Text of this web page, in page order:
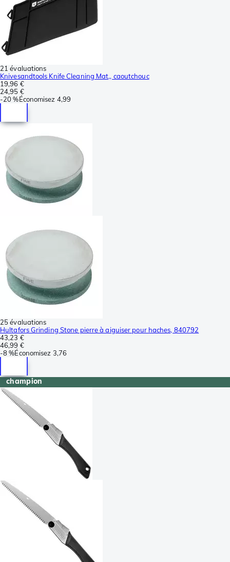
21 évaluations
Knivesandtools Knife Cleaning Mat,, caoutchouc
19,96 €
24,95 €
-20 %Économisez 4,99
25 évaluations
Hultafors Grinding Stone pierre à aiguiser pour haches, 840792
43,23 €
46,99 €
-8 %Économisez 3,76
champion